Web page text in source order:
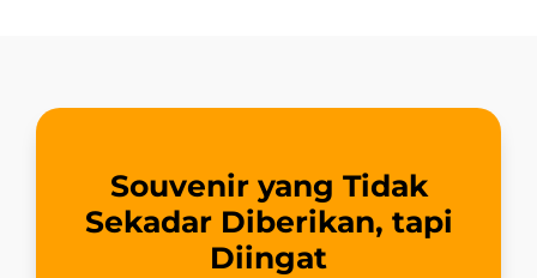
Souvenir yang Tidak
Sekadar Diberikan, tapi
Diingat